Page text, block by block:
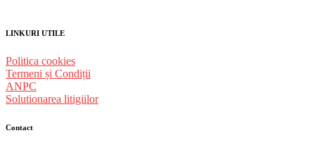
LINKURI UTILE
Politica cookies
Termeni și Condiții
ANPC
Solutionarea litigiilor
Contact